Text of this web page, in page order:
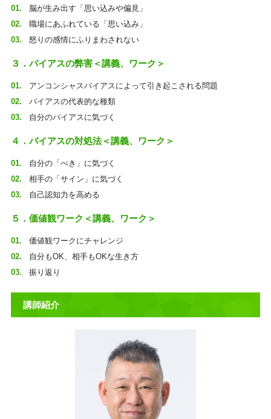
脳が生み出す「思い込みや偏見」
職場にあふれている「思い込み」
怒りの感情にふりまわされない
３．バイアスの弊害＜講義、ワーク＞
アンコンシャスバイアスによって引き起こされる問題
バイアスの代表的な種類
自分のバイアスに気づく
４．バイアスの対処法＜講義、ワーク＞
自分の「べき」に気づく
相手の「サイン」に気づく
自己認知力を高める
５．価値観ワーク＜講義、ワーク＞
価値観ワークにチャレンジ
自分もOK、相手もOKな生き方
振り返り
講師紹介